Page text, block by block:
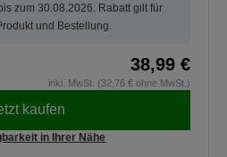
zum 30.08.2026. Rabatt gilt für
und Bestellung.
38,99 €
inkl. MwSt. (32,76 € ohne MwSt.)
kaufen
in Ihrer Nähe